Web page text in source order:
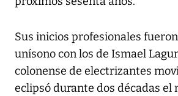
Sus inicios profesionales
unísono con los de Ismael
colonense de electrizantes
eclipsó durante dos décadas el